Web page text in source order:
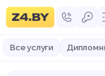
Все услуги